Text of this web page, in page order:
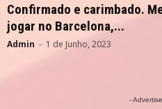
Confirmado e carimbado.
jogar no Barcelona,...
Admin - 1 de Junho, 2023
-